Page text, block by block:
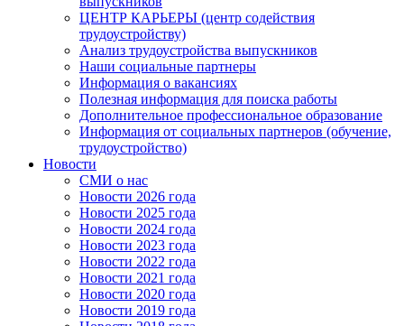
ЦЕНТР КАРЬЕРЫ (центр содействия
трудоустройству)
Анализ трудоустройства выпускников
Наши социальные партнеры
Информация о вакансиях
Полезная информация для поиска работы
Дополнительное профессиональное образование
Информация от социальных партнеров (обучение,
трудоустройство)
Новости
СМИ о нас
Новости 2026 года
Новости 2025 года
Новости 2024 года
Новости 2023 года
Новости 2022 года
Новости 2021 года
Новости 2020 года
Новости 2019 года